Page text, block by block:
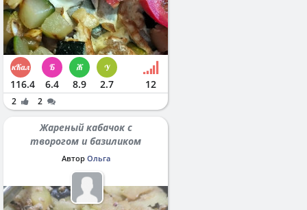
116.4 6.4 8.9 2.7 12
2 2
Жареный кабачок с
творогом и базиликом
Автор Ольга